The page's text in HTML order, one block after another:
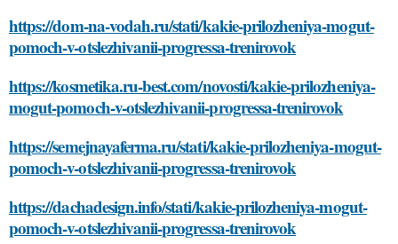
https://dom-na-vodah.ru/stati/kakie-prilozheniya-mogut-
pomoch-v-otslezhivanii-progressa-trenirovok
https://kosmetika.ru-best.com/novosti/kakie-prilozheniya-
mogut-pomoch-v-otslezhivanii-progressa-trenirovok
https://semejnayaferma.ru/stati/kakie-prilozheniya-mogut-
pomoch-v-otslezhivanii-progressa-trenirovok
https://dachadesign.info/stati/kakie-prilozheniya-mogut-
pomoch-v-otslezhivanii-progressa-trenirovok